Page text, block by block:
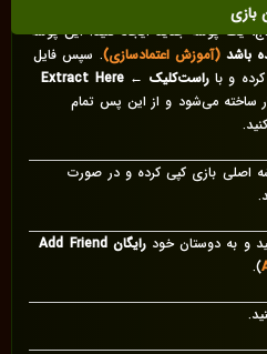
بازی
یک پوشه جدید ایجاد کنید. این پوشه
باشد (آموزش اعتمادسازی). سپس فایل
و با راست‌کلیک ← Extract Here
ساخته می‌شود و از این پس تمام
اصلی بازی کپی کرده و در صورت
و به دوستان خودرایگان Add Friend
).